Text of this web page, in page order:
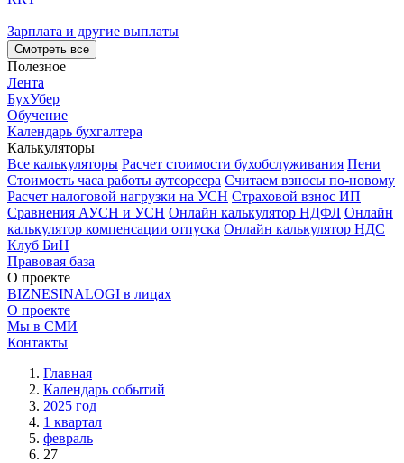
Зарплата и другие выплаты
Смотреть все
Полезное
Лента
БухУбер
Обучение
Календарь бухгалтера
Калькуляторы
Все калькуляторы Расчет стоимости бухобслуживания Пени
Стоимость часа работы аутсорсера Считаем взносы по-новому
Расчет налоговой нагрузки на УСН Страховой взнос ИП
Сравнения АУСН и УСН Онлайн калькулятор НДФЛ Онлайн
калькулятор компенсации отпуска Онлайн калькулятор НДС
Клуб БиН
Правовая база
О проекте
BIZNESINALOGI в лицах
О проекте
Мы в СМИ
Контакты
Главная
Календарь событий
2025 год
1 квартал
февраль
27